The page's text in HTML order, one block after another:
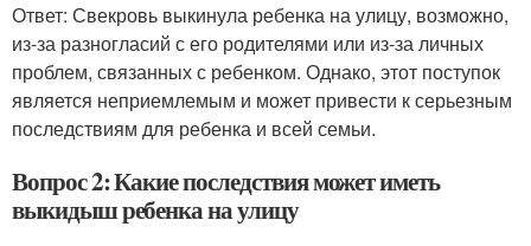
Ответ: Свекровь выкинула ребенка на улицу, возможно,
из-за разногласий с его родителями или из-за личных
проблем, связанных с ребенком. Однако, этот поступок
является неприемлемым и может привести к серьезным
последствиям для ребенка и всей семьи.
Вопрос 2: Какие последствия может иметь
выкидыш ребенка на улицу